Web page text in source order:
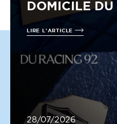
DOMICILE
LIRE L'ARTICLE
28/07/2026